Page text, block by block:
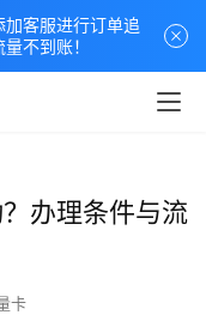
办理条件与流
卡
客服进行订单追
不到账！